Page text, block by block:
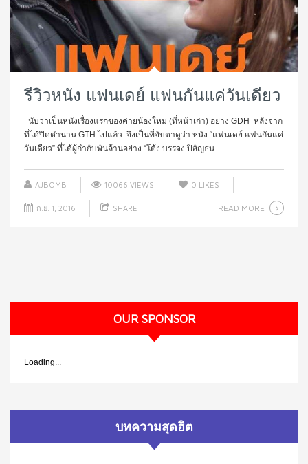
รีวิวหนัง แฟนเดย์ แฟนกันแค่วันเดียว
นับว่าเป็นหนังเรื่องแรกของค่ายน้องใหม่ (ที่หน้าเก่า) อย่าง GDH หลังจาก
ที่ได้ปิดตำนาน GTH ไปแล้ว จึงเป็นที่จับตาดูว่า หนัง “แฟนเดย์ แฟนกันแค่
วันเดียว” ที่ได้ผู้กำกับพันล้านอย่าง “โต้ง บรรจง ปิสัญธน ...
AJBOMB 10066 VIEWS 0 LIKES
ก.ย. 1, 2016 SHARE READ MORE
OUR SPONSOR
Loading...
บทความสุดฮิต